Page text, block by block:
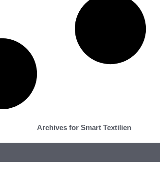
Archives for Smart Textilien